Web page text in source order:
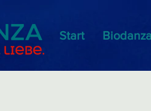
Start Biodanza